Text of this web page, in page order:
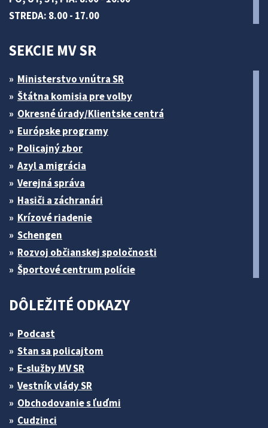
STREDA: 8.00 - 17.00
SEKCIE MV SR
Ministerstvo vnútra SR
Štátna komisia pre volby
Okresné úrady/Klientske centrá
Európske programy
Policajný zbor
Azyl a migrácia
Verejná správa
Hasiči a záchranári
Krízové riadenie
Schengen
Rozvoj občianskej spoločnosti
Športové centrum polície
DÔLEŽITÉ ODKAZY
Podcast
Stan sa policajtom
E-služby MV SR
Vestník vlády SR
Obchodovanie s ľuďmi
Cudzinci